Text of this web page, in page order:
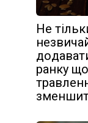
Не
ранку